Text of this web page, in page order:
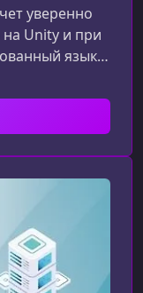
уверенно
на Unity и при
язык
учиться на
процесс
на
и